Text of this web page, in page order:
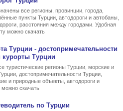
все регионы, провинции, города,
пункты Турции, автодороги и автобаны,
расстояния между городами. Удобная
можно скачать
Турции - достопримечательности
Турции
туристические регионы Турции, морские и
достопримечательности Турции,
и природные объекты, автодороги и
можно скачать
по Турции